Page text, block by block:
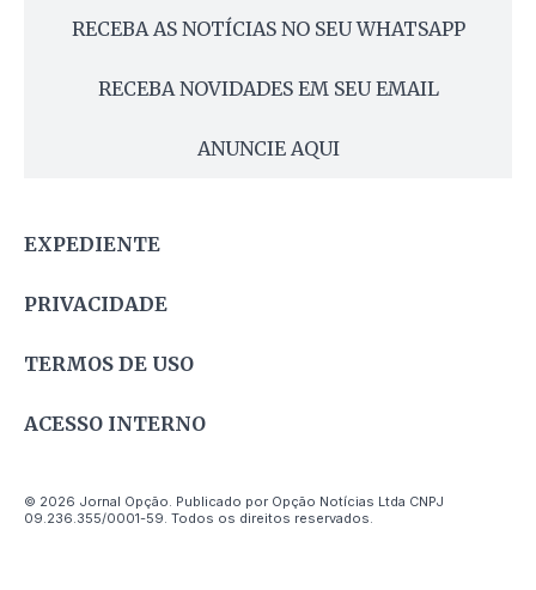
RECEBA AS NOTÍCIAS NO SEU WHATSAPP
RECEBA NOVIDADES EM SEU EMAIL
ANUNCIE AQUI
EXPEDIENTE
PRIVACIDADE
TERMOS DE USO
ACESSO INTERNO
© 2026 Jornal Opção. Publicado por Opção Notícias Ltda CNPJ
09.236.355/0001-59. Todos os direitos reservados.